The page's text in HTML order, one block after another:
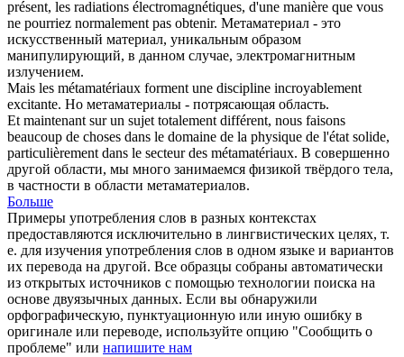
présent, les radiations électromagnétiques, d'une manière que vous
ne pourriez normalement pas obtenir. Метаматериал - это
искусственный материал, уникальным образом
манипулирующий, в данном случае, электромагнитным
излучением.
Mais les métamatériaux forment une discipline incroyablement
excitante. Но метаматериалы - потрясающая область.
Et maintenant sur un sujet totalement différent, nous faisons
beaucoup de choses dans le domaine de la physique de l'état solide,
particulièrement dans le secteur des métamatériaux. В совершенно
другой области, мы много занимаемся физикой твёрдого тела,
в частности в области метаматериалов.
Больше
Примеры употребления слов в разных контекстах
предоставляются исключительно в лингвистических целях, т.
е. для изучения употребления слов в одном языке и вариантов
их перевода на другой. Все образцы собраны автоматически
из открытых источников с помощью технологии поиска на
основе двуязычных данных. Если вы обнаружили
орфографическую, пунктуационную или иную ошибку в
оригинале или переводе, используйте опцию "Сообщить о
проблеме" или напишите нам